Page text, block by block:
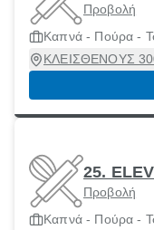
Προβολή
Καπνά - Πούρα -
ΚΛΕΙΣΘΕΝΟΥΣ
25.
Προβολή
Καπνά - Πούρα -